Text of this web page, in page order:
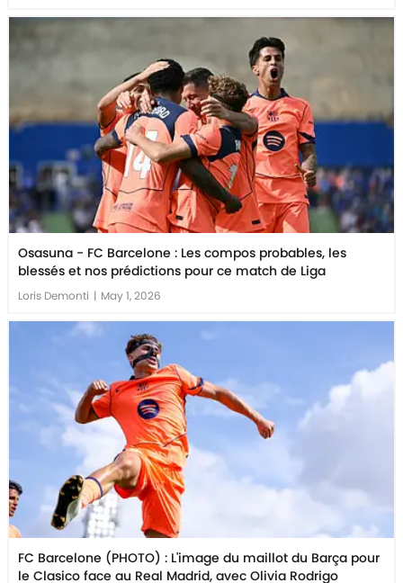
Osasuna - FC Barcelone : Les compos probables, les
blessés et nos prédictions pour ce match de Liga
Loris Demonti | May 1, 2026
FC Barcelone (PHOTO) : L'image du maillot du Barça pour
le Clasico face au Real Madrid, avec Olivia Rodrigo